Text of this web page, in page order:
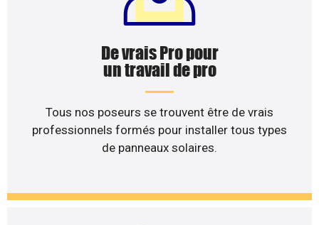
De vrais Pro pour
un travail de pro
Tous nos poseurs se trouvent être de vrais
professionnels formés pour installer tous types
de panneaux solaires.